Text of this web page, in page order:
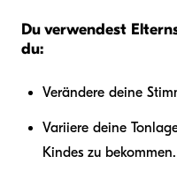
Du verwendest
du:
Verändere deine
Variiere deine
Kindes zu bekommen.